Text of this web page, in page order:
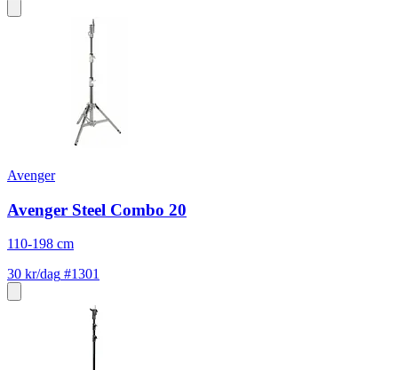
Avenger
Avenger Steel Combo 20
110-198 cm
30 kr/dag #1301